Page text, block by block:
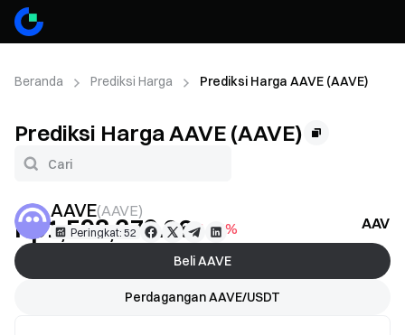
Beranda Prediksi Harga Prediksi Harga AAVE (AAVE)
Prediksi Harga AAVE (AAVE)
AAVE(AAVE)
Peringkat: 52
Rp1,598,379.26-1.94%
Beli AAVE
Perdagangan AAVE/USDT